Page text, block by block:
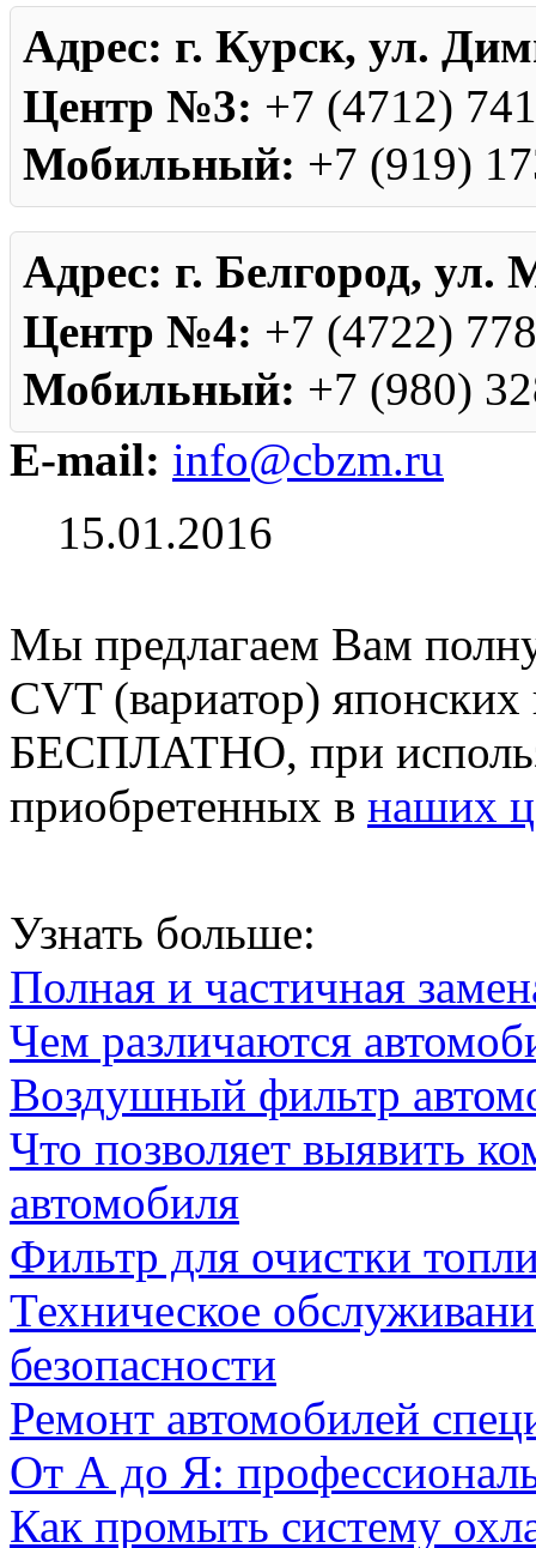
Адрес: г. Курск, ул.
Центр №3: +7 (4712)
Мобильный: +7 (919)
Адрес: г. Белгород, ул.
Центр №4: +7 (4722)
Мобильный: +7 (980)
E-mail: info@cbzm.ru
15.01.2016
Мы предлагаем Вам
CVT (вариатор)
БЕСПЛАТНО, при
приобретенных в наших
Узнать больше:
Полная и частичная
Чем различаются
Воздушный фильтр
Что позволяет выявить
автомобиля
Фильтр для очистки
Техническое
безопасности
Ремонт автомобилей
От А до Я:
Как промыть систему